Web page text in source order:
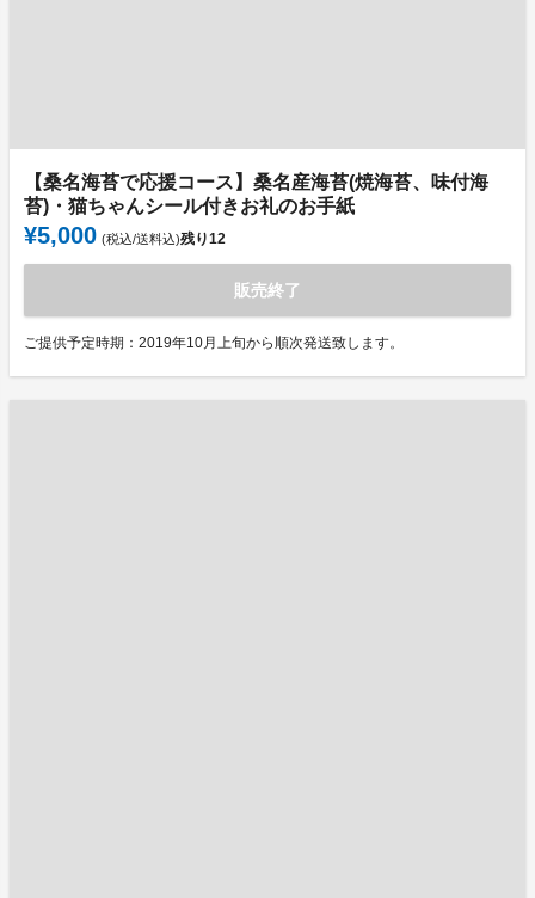
【桑名海苔で応援コース】桑名産海苔(焼海苔、味付海
苔)・猫ちゃんシール付きお礼のお手紙
¥5,000 (税込/送料込)残り12
販売終了
ご提供予定時期：2019年10月上旬から順次発送致します。